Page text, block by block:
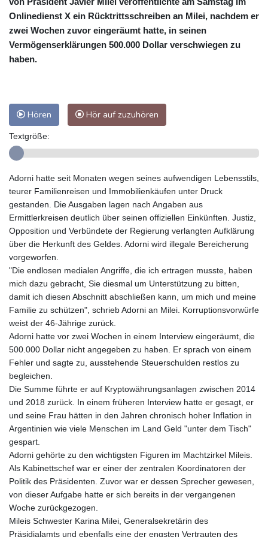
Onlinedienst X ein Rücktrittsschreiben an Milei, nachdem er
zwei Wochen zuvor eingeräumt hatte, in seinen
Vermögenserklärungen 500.000 Dollar verschwiegen zu
haben.
Hören Hör auf zuzuhören
Textgröße:
Adorni hatte seit Monaten wegen seines aufwendigen Lebensstils,
teurer Familienreisen und Immobilienkäufen unter Druck
gestanden. Die Ausgaben lagen nach Angaben aus
Ermittlerkreisen deutlich über seinen offiziellen Einkünften. Justiz,
Opposition und Verbündete der Regierung verlangten Aufklärung
über die Herkunft des Geldes. Adorni wird illegale Bereicherung
vorgeworfen.
"Die endlosen medialen Angriffe, die ich ertragen musste, haben
mich dazu gebracht, Sie diesmal um Unterstützung zu bitten,
damit ich diesen Abschnitt abschließen kann, um mich und meine
Familie zu schützen", schrieb Adorni an Milei. Korruptionsvorwürfe
weist der 46-Jährige zurück.
Adorni hatte vor zwei Wochen in einem Interview eingeräumt, die
500.000 Dollar nicht angegeben zu haben. Er sprach von einem
Fehler und sagte zu, ausstehende Steuerschulden restlos zu
begleichen.
Die Summe führte er auf Kryptowährungsanlagen zwischen 2014
und 2018 zurück. In einem früheren Interview hatte er gesagt, er
und seine Frau hätten in den Jahren chronisch hoher Inflation in
Argentinien wie viele Menschen im Land Geld "unter dem Tisch"
gespart.
Adorni gehörte zu den wichtigsten Figuren im Machtzirkel Mileis.
Als Kabinettschef war er einer der zentralen Koordinatoren der
Politik des Präsidenten. Zuvor war er dessen Sprecher gewesen,
von dieser Aufgabe hatte er sich bereits in der vergangenen
Woche zurückgezogen.
Mileis Schwester Karina Milei, Generalsekretärin des
Präsidialamts und ebenfalls eine der engsten Vertrauten des